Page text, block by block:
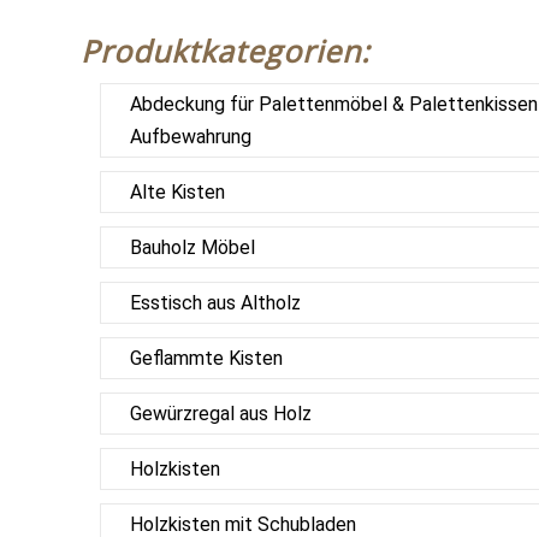
Produktkategorien:
Abdeckung für Palettenmöbel & Palettenkissen
Aufbewahrung
Alte Kisten
Bauholz Möbel
Esstisch aus Altholz
Geflammte Kisten
Gewürzregal aus Holz
Holzkisten
Holzkisten mit Schubladen